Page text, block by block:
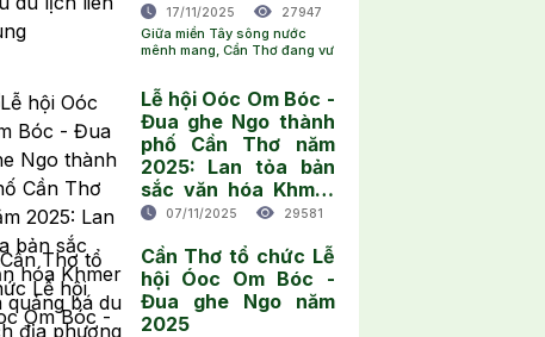
17/11/2025 27947
Giữa miền Tây sông nước
mênh mang, Cần Thơ đang vư
Lễ hội Oóc Om Bóc -
Đua ghe Ngo thành
phố Cần Thơ năm
2025: Lan tỏa bản
sắc văn hóa Khmer
và quảng bá du lịch
07/11/2025 29581
Cần Thơ tổ chức Lễ
hội Óoc Om Bóc -
Đua ghe Ngo năm
2025